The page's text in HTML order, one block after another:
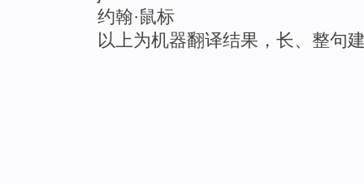
约翰·鼠标
以上为机器翻译结果，长、整句